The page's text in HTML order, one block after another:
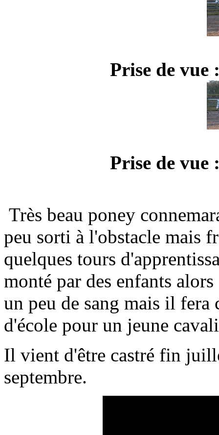
Prise de vue
Prise de vue
Très beau poney
peu sorti à l'obstacle mais
quelques tours
monté par des enfants
un peu de sang mais il fera
d'école pour un jeune
Il vient d'être castré fin
septembre.